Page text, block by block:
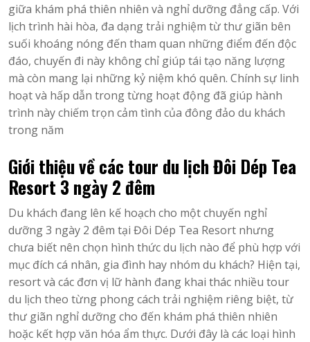
giữa khám phá thiên nhiên và nghỉ dưỡng đẳng cấp. Với
lịch trình hài hòa, đa dạng trải nghiệm từ thư giãn bên
suối khoáng nóng đến tham quan những điểm đến độc
đáo, chuyến đi này không chỉ giúp tái tạo năng lượng
mà còn mang lại những kỷ niệm khó quên. Chính sự linh
hoạt và hấp dẫn trong từng hoạt động đã giúp hành
trình này chiếm trọn cảm tình của đông đảo du khách
trong năm
Giới thiệu về các tour du lịch Đôi Dép Tea
Resort 3 ngày 2 đêm
Du khách đang lên kế hoạch cho một chuyến nghỉ
dưỡng 3 ngày 2 đêm tại Đôi Dép Tea Resort nhưng
chưa biết nên chọn hình thức du lịch nào để phù hợp với
mục đích cá nhân, gia đình hay nhóm du khách? Hiện tại,
resort và các đơn vị lữ hành đang khai thác nhiều tour
du lịch theo từng phong cách trải nghiệm riêng biệt, từ
thư giãn nghỉ dưỡng cho đến khám phá thiên nhiên
hoặc kết hợp văn hóa ẩm thực. Dưới đây là các loại hình